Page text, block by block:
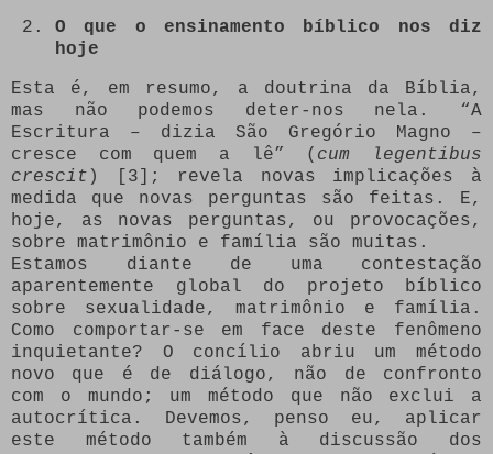
O que o ensinamento bíblico nos diz
hoje
Esta é, em resumo, a doutrina da Bíblia,
mas não podemos deter-nos nela. “A
Escritura – dizia São Gregório Magno –
cresce com quem a lê” ( cum legentibus
crescit ) [3]; revela novas implicações à
medida que novas perguntas são feitas. E,
hoje, as novas perguntas, ou provocações,
sobre matrimônio e família são muitas.
Estamos diante de uma contestação
aparentemente global do projeto bíblico
sobre sexualidade, matrimônio e família.
Como comportar-se em face deste fenômeno
inquietante? O concílio abriu um método
novo que é de diálogo, não de confronto
com o mundo; um método que não exclui a
autocrítica. Devemos, penso eu, aplicar
este método também à discussão dos